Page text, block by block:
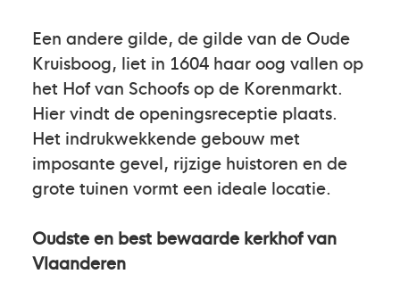
Een andere gilde, de gilde van de Oude
Kruisboog, liet in 1604 haar oog vallen op
het Hof van Schoofs op de Korenmarkt.
Hier vindt de openingsreceptie plaats.
Het indrukwekkende gebouw met
imposante gevel, rijzige huistoren en de
grote tuinen vormt een ideale locatie.
Oudste en best bewaarde kerkhof van
Vlaanderen